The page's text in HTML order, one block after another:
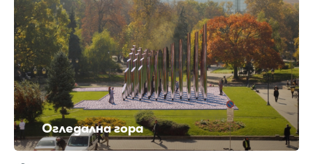
Огледална гора